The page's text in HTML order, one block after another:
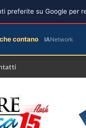
preferite su Google per
contano IANetwork